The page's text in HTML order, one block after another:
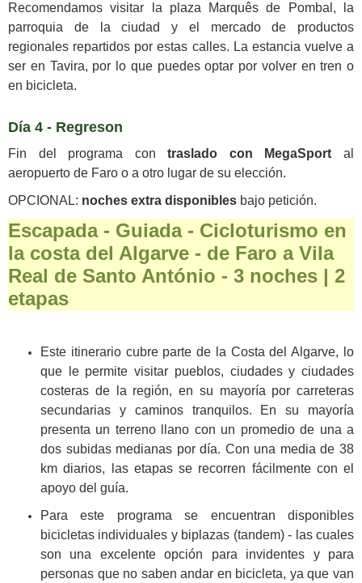
Recomendamos visitar la plaza Marquês de Pombal, la
parroquia de la ciudad y el mercado de productos
regionales repartidos por estas calles. La estancia vuelve a
ser en Tavira, por lo que puedes optar por volver en tren o
en bicicleta.
Día 4 - Regreson
Fin del programa con traslado con MegaSport al
aeropuerto de Faro o a otro lugar de su elección.
OPCIONAL: noches extra disponibles bajo petición.
Escapada - Guiada - Cicloturismo en
la costa del Algarve - de Faro a Vila
Real de Santo António - 3 noches | 2
etapas
Este itinerario cubre parte de la Costa del Algarve, lo
que le permite visitar pueblos, ciudades y ciudades
costeras de la región, en su mayoría por carreteras
secundarias y caminos tranquilos. En su mayoría
presenta un terreno llano con un promedio de una a
dos subidas medianas por día. Con una media de 38
km diarios, las etapas se recorren fácilmente con el
apoyo del guía.
Para este programa se encuentran disponibles
bicicletas individuales y biplazas (tandem) - las cuales
son una excelente opción para invidentes y para
personas que no saben andar en bicicleta, ya que van